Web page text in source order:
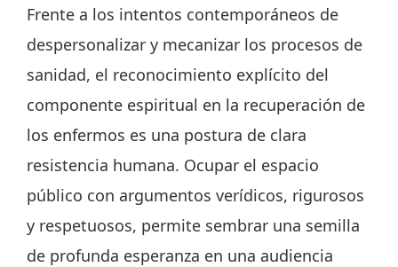
Frente a los intentos contemporáneos de
despersonalizar y mecanizar los procesos de
sanidad, el reconocimiento explícito del
componente espiritual en la recuperación de
los enfermos es una postura de clara
resistencia humana. Ocupar el espacio
público con argumentos verídicos, rigurosos
y respetuosos, permite sembrar una semilla
de profunda esperanza en una audiencia